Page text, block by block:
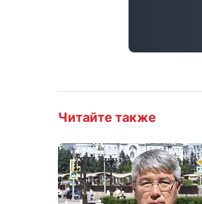
Читайте также